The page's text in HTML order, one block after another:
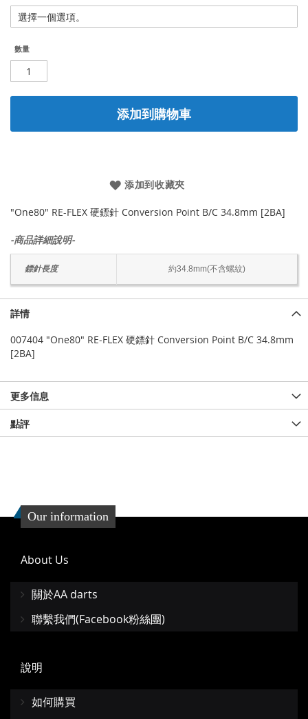
數量
添加到購物車
添加到收藏夾
"One80" RE-FLEX 硬鏢針 Conversion Point B/C 34.8mm [2BA]
-商品詳細說明-
鏢針長度 約34.8mm(不含螺紋)
詳情
007404 "One80" RE-FLEX 硬鏢針 Conversion Point B/C 34.8mm
[2BA]
更多信息
點評
Our information
About Us
關於AA darts
聯繫我們(Facebook粉絲團)
說明
如何購買